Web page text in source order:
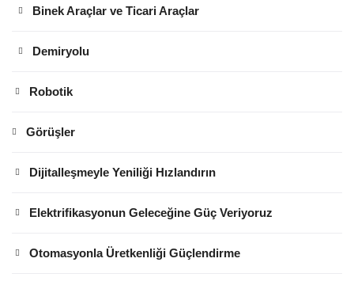
Binek Araçlar ve Ticari Araçlar
Demiryolu
Robotik
Görüşler
Dijitalleşmeyle Yeniliği Hızlandırın
Elektrifikasyonun Geleceğine Güç Veriyoruz
Otomasyonla Üretkenliği Güçlendirme